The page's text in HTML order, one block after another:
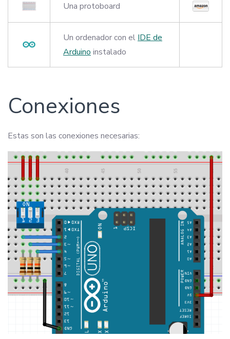
Una protoboard
Un ordenador con el IDE de
Arduino instalado
Conexiones
Estas son las conexiones necesarias: